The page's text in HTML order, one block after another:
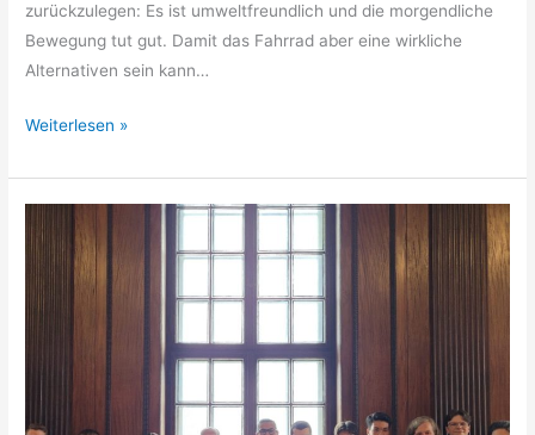
zurückzulegen: Es ist umweltfreundlich und die morgendliche
Bewegung tut gut. Damit das Fahrrad aber eine wirkliche
Alternativen sein kann…
Weiterlesen »
zur
Stadtdelegiertenkonferenz